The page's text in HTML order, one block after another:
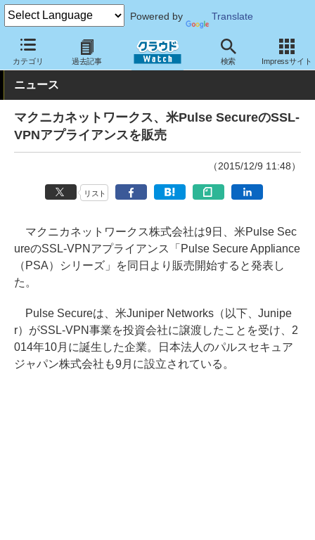
Powered by Translate
カテゴリ 過去記事 検索 Impressサイト
クラウド Watch ネットワーク アプライアンス
ニュース
マクニカネットワークス、米Pulse SecureのSSL-
VPNアプライアンスを販売
（2015/12/9 11:48）
リスト
マクニカネットワークス株式会社は9日、米Pulse Sec
ureのSSL-VPNアプライアンス「Pulse Secure Appliance
（PSA）シリーズ」を同日より販売開始すると発表し
た。
Pulse Secureは、米Juniper Networks（以下、Junipe
r）がSSL-VPN事業を投資会社に譲渡したことを受け、2
014年10月に誕生した企業。日本法人のパルスセキュア
ジャパン株式会社も9月に設立されている。